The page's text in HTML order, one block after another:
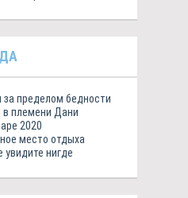
пределом бедности
племени Дани
2020
место отдыха
увидите нигде